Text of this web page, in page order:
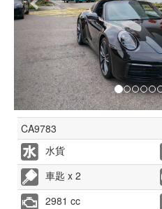
CA9783
水貨
車匙 x 2
2981 cc